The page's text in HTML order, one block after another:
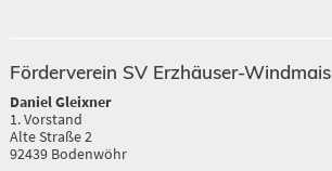
Förderverein SV Erzhäuser-Windmais
Daniel Gleixner
1. Vorstand
Alte Straße 2
92439 Bodenwöhr